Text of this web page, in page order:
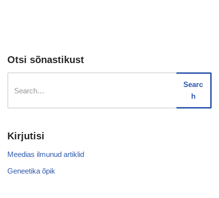
Otsi sõnastikust
Searc
h
Kirjutisi
Meedias ilmunud artiklid
Geneetika õpik